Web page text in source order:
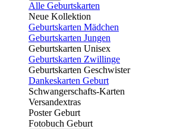
Alle Geburtskarten
Neue Kollektion
Geburtskarten Mädchen
Geburtskarten Jungen
Geburtskarten Unisex
Geburtskarten Zwillinge
Geburtskarten Geschwister
Dankeskarten Geburt
Schwangerschafts-Karten
Versandextras
Poster Geburt
Fotobuch Geburt